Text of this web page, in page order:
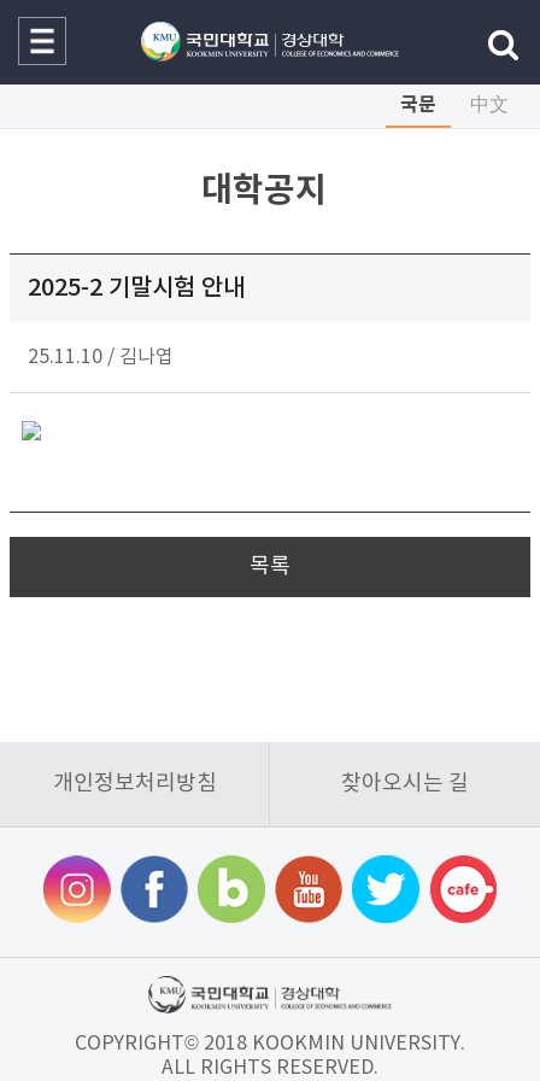
국문 中文
대학공지
2025-2 기말시험 안내
25.11.10 / 김나엽
목록
개인정보처리방침 찾아오시는 길
COPYRIGHT© 2018 KOOKMIN UNIVERSITY.
ALL RIGHTS RESERVED.